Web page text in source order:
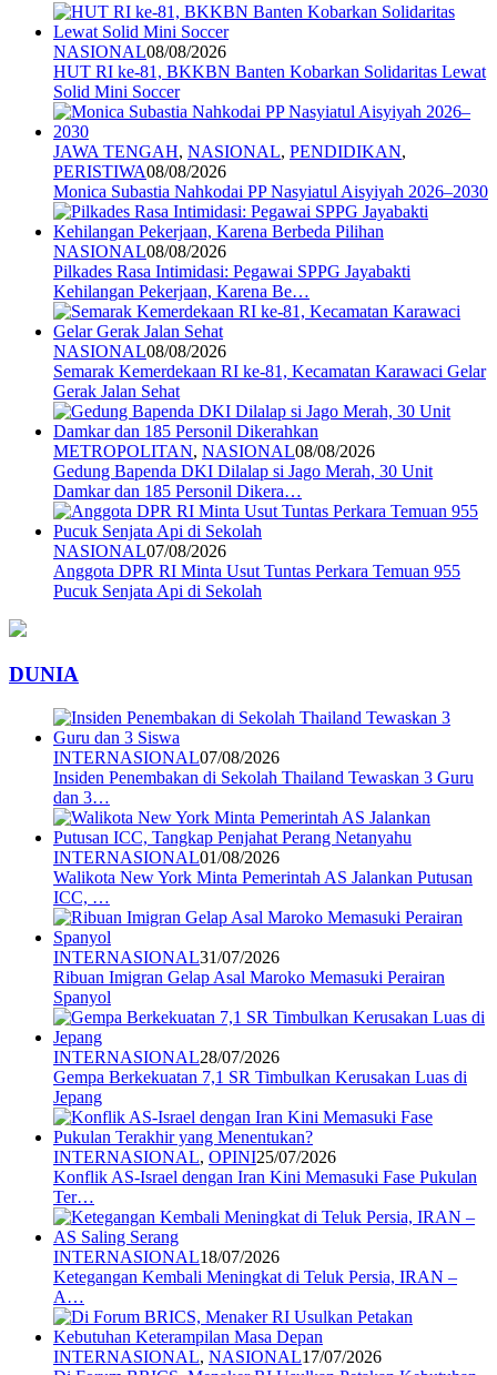
NASIONAL08/08/2026
HUT RI ke-81, BKKBN Banten Kobarkan Solidaritas Lewat
Solid Mini Soccer
JAWA TENGAH, NASIONAL, PENDIDIKAN,
PERISTIWA08/08/2026
Monica Subastia Nahkodai PP Nasyiatul Aisyiyah 2026–2030
NASIONAL08/08/2026
Pilkades Rasa Intimidasi: Pegawai SPPG Jayabakti
Kehilangan Pekerjaan, Karena Be…
NASIONAL08/08/2026
Semarak Kemerdekaan RI ke-81, Kecamatan Karawaci Gelar
Gerak Jalan Sehat
METROPOLITAN, NASIONAL08/08/2026
Gedung Bapenda DKI Dilalap si Jago Merah, 30 Unit
Damkar dan 185 Personil Dikera…
NASIONAL07/08/2026
Anggota DPR RI Minta Usut Tuntas Perkara Temuan 955
Pucuk Senjata Api di Sekolah
DUNIA
INTERNASIONAL07/08/2026
Insiden Penembakan di Sekolah Thailand Tewaskan 3 Guru
dan 3…
INTERNASIONAL01/08/2026
Walikota New York Minta Pemerintah AS Jalankan Putusan
ICC, …
INTERNASIONAL31/07/2026
Ribuan Imigran Gelap Asal Maroko Memasuki Perairan
Spanyol
INTERNASIONAL28/07/2026
Gempa Berkekuatan 7,1 SR Timbulkan Kerusakan Luas di
Jepang
INTERNASIONAL, OPINI25/07/2026
Konflik AS-Israel dengan Iran Kini Memasuki Fase Pukulan
Ter…
INTERNASIONAL18/07/2026
Ketegangan Kembali Meningkat di Teluk Persia, IRAN –
A…
INTERNASIONAL, NASIONAL17/07/2026